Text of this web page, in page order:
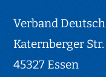
Verband
Katernberger Str.
45327 Essen